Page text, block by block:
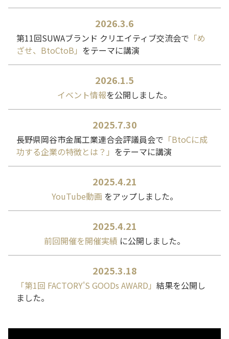
2026.3.6
第11回SUWAブランド クリエイティブ交流会で 「め
ざせ、BtoCtoB」 をテーマに講演
2026.1.5
イベント情報を公開しました。
2025.7.30
長野県岡谷市金属工業連合会評議員会で 「BtoCに成
功する企業の特徴とは？」 をテーマに講演
2025.4.21
YouTube動画 をアップしました。
2025.4.21
前回開催を開催実績 に公開しました。
2025.3.18
「第1回 FACTORY'S GOODs AWARD」 結果を公開し
ました。